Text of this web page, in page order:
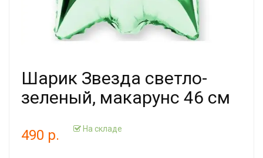
Шарик Звезда светло-
зеленый, макарунс 46 см
490 р. На складе